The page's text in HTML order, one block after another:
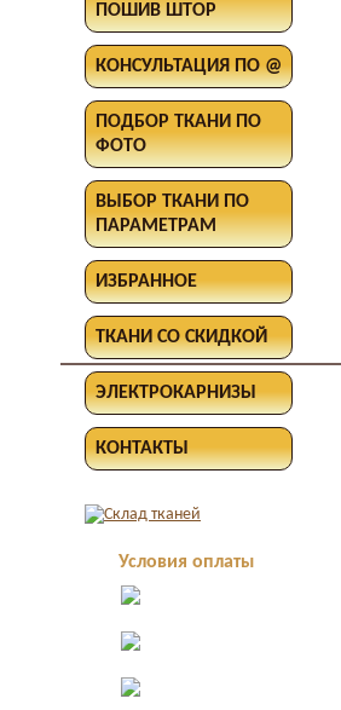
ПОШИВ ШТОР
КОНСУЛЬТАЦИЯ ПО @
ПОДБОР ТКАНИ ПО
ФОТО
ВЫБОР ТКАНИ ПО
ПАРАМЕТРАМ
ИЗБРАННОЕ
ТКАНИ СО СКИДКОЙ
ЭЛЕКТРОКАРНИЗЫ
КОНТАКТЫ
Условия оплаты